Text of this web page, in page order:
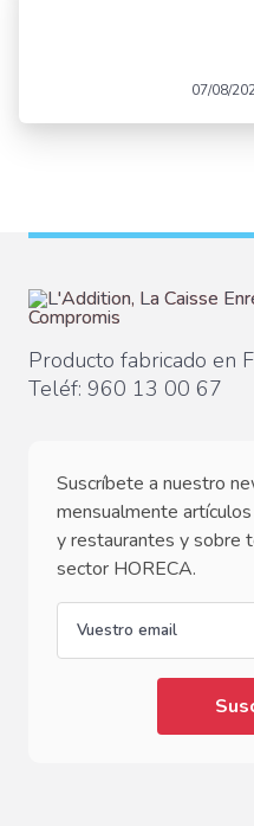
07/08/
Producto fabricado en
Teléf: 960 13 00 67
Suscríbete a nuestro
mensualmente
y restaurantes y sobre
sector HORECA.